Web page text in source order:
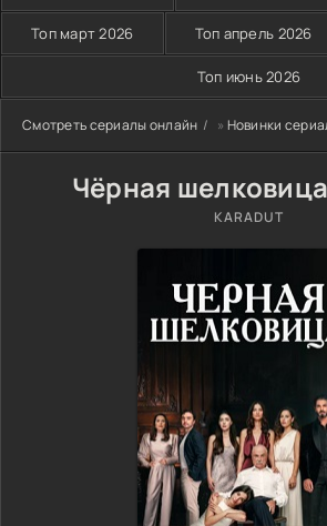
Топ март 2026 Топ апрель 2026
Топ июнь 2026
Смотреть сериалы онлайн » Новинки
Чёрная
KARADUT